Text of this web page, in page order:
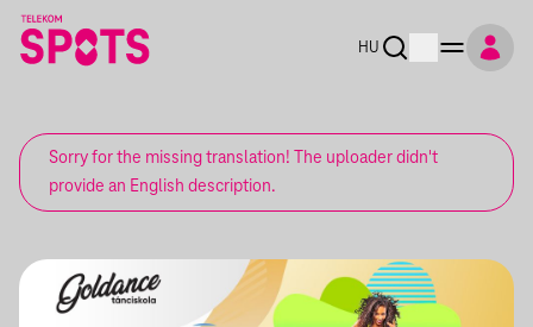
HU
Sorry for the missing translation! The uploader didn't
provide an English description.